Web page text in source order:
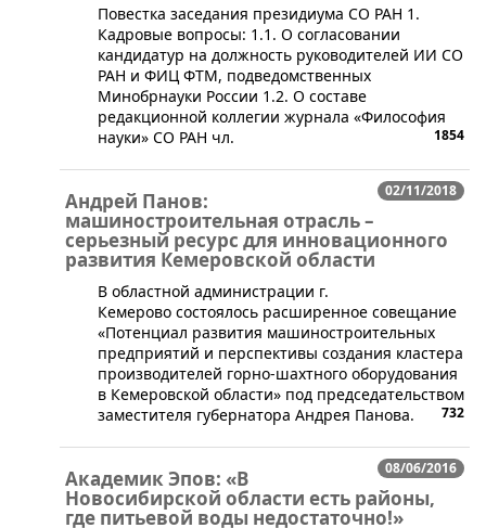
​Повестка заседания президиума СО РАН 1.
Кадровые вопросы: 1.1. О согласовании
кандидатур на должность руководителей ИИ СО
РАН и ФИЦ ФТМ, подведомственных
Минобрнауки России 1.2. О составе
редакционной коллегии журнала «Философия
науки» СО РАН чл.
1854
02/11/2018
Андрей Панов:
машиностроительная отрасль –
серьезный ресурс для инновационного
развития Кемеровской области
​​​​В областной администрации г.
Кемерово состоялось расширенное совещание
«Потенциал развития машиностроительных
предприятий и перспективы создания кластера
производителей горно-шахтного оборудования
в Кемеровской области» под председательством
заместителя губернатора Андрея Панова.
732
08/06/2016
Академик Эпов: «В
Новосибирской области есть районы,
где питьевой воды недостаточно!»